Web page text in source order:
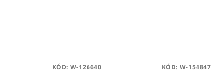
KÓD: W-126640 KÓD: W-154847